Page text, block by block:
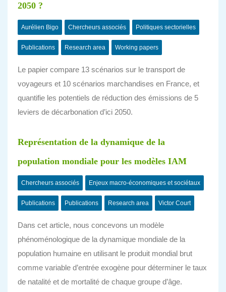
2050 ?
Aurélien Bigo Chercheurs associés Politiques sectorielles
Publications Research area Working papers
Le papier compare 13 scénarios sur le transport de
voyageurs et 10 scénarios marchandises en France, et
quantifie les potentiels de réduction des émissions de 5
leviers de décarbonation d’ici 2050.
Représentation de la dynamique de la
population mondiale pour les modèles IAM
Chercheurs associés Enjeux macro-économiques et sociétaux
Publications Publications Research area Victor Court
Dans cet article, nous concevons un modèle
phénoménologique de la dynamique mondiale de la
population humaine en utilisant le produit mondial brut
comme variable d’entrée exogène pour déterminer le taux
de natalité et de mortalité de chaque groupe d’âge.